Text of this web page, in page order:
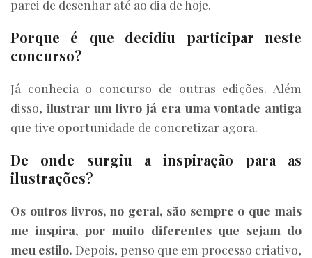
parei de desenhar até ao dia de hoje.
Porque é que decidiu participar neste
concurso?
Já conhecia o concurso de outras edições. Além
disso, ilustrar um livro já era uma vontade antiga
que tive oportunidade de concretizar agora.
De onde surgiu a inspiração para as
ilustrações?
Os outros livros, no geral, são sempre o que mais
me inspira, por muito diferentes que sejam do
meu estilo. Depois, penso que em processo criativo,